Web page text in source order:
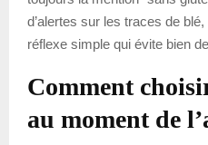
d’alertes sur les traces de blé,
réflexe simple qui évite bien
Comment
au moment de